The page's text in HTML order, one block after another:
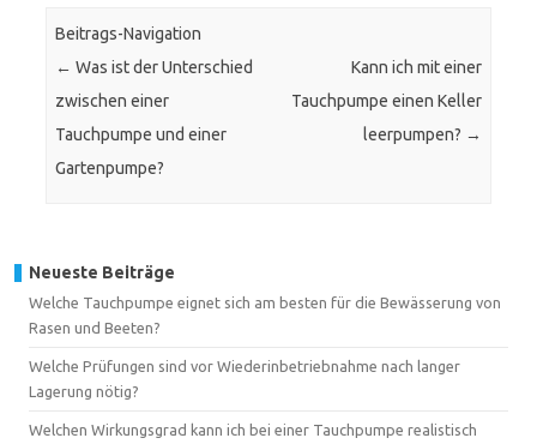
Beitrags-Navigation
← Was ist der Unterschied
zwischen einer
Tauchpumpe und einer
Gartenpumpe?
Kann ich mit einer
Tauchpumpe einen Keller
leerpumpen? →
Neueste Beiträge
Welche Tauchpumpe eignet sich am besten für die Bewässerung von
Rasen und Beeten?
Welche Prüfungen sind vor Wiederinbetriebnahme nach langer
Lagerung nötig?
Welchen Wirkungsgrad kann ich bei einer Tauchpumpe realistisch